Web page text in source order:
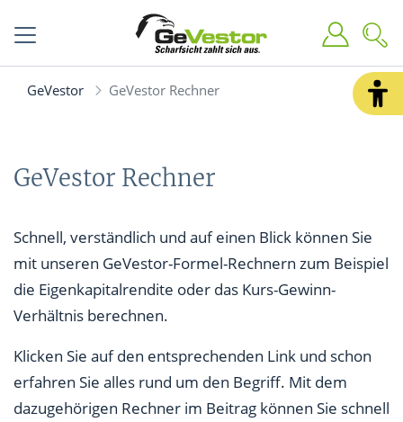
GeVestor GeVestor Rechner
GeVestor Rechner
Schnell, verständlich und auf einen Blick können Sie
mit unseren GeVestor-Formel-Rechnern zum Beispiel
die Eigenkapitalrendite oder das Kurs-Gewinn-
Verhältnis berechnen.
Klicken Sie auf den entsprechenden Link und schon
erfahren Sie alles rund um den Begriff. Mit dem
dazugehörigen Rechner im Beitrag können Sie schnell